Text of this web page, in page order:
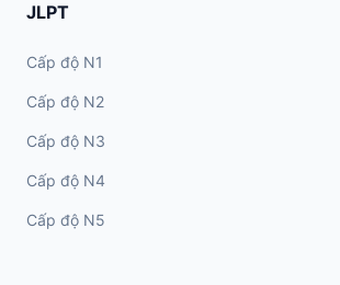
JLPT
Cấp độ N1
Cấp độ N2
Cấp độ N3
Cấp độ N4
Cấp độ N5